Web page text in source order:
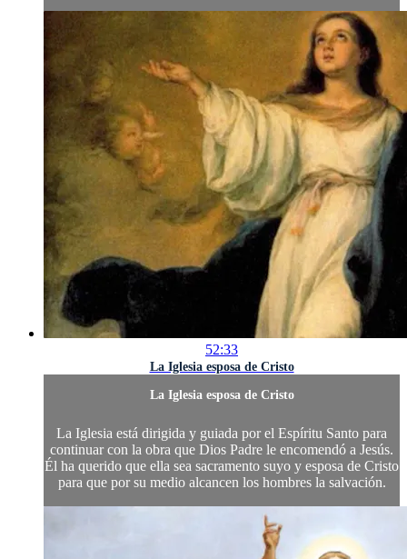
52:33
La Iglesia esposa de Cristo
La Iglesia esposa de Cristo
La Iglesia está dirigida y guiada por el Espíritu Santo para
continuar con la obra que Dios Padre le encomendó a Jesús.
Él ha querido que ella sea sacramento suyo y esposa de Cristo
para que por su medio alcancen los hombres la salvación.